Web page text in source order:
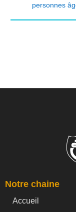
personnes
Notre chaine
Accueil